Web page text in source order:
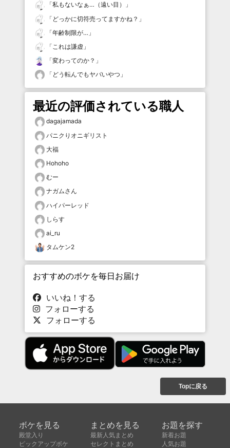
「私もないなぁ…（遠い目）
」
「 どっかに切符売ってますかね？ 」
「年齢制限が… 」
「 これは謙虚 」
「変わってのか？ 」
「 どう転んでもヤバいやつ 」
最近の評価されている職人
dagajamada
パニクりオニギリスト
大福
Hohoho
むー
ナガムさん
ハイパーレッド
しらす
ai_ru
タムケン2
おすすめのボケを毎日お届け
いいね！する
フォローする
フォローする
Topに戻る
ボケを見る
殿堂入り
ピックアップボケ
まとめを見る
最新人気まとめ
セレクトまとめ
お題を探す
新着お題
人気お題